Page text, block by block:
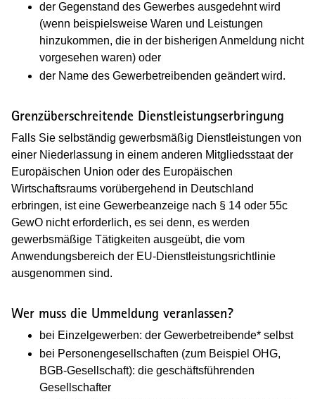
der Gegenstand des Gewerbes ausgedehnt wird
(wenn beispielsweise Waren und Leistungen
hinzukommen, die in der bisherigen Anmeldung nicht
vorgesehen waren) oder
der Name des Gewerbetreibenden geändert wird.
Grenzüberschreitende Dienstleistungserbringung
Falls Sie selbständig gewerbsmäßig Dienstleistungen von
einer Niederlassung in einem anderen Mitgliedsstaat der
Europäischen Union oder des Europäischen
Wirtschaftsraums vorübergehend in Deutschland
erbringen, ist eine Gewerbeanzeige nach § 14 oder 55c
GewO nicht erforderlich, es sei denn, es werden
gewerbsmäßige Tätigkeiten ausgeübt, die vom
Anwendungsbereich der EU-Dienstleistungsrichtlinie
ausgenommen sind.
Wer muss die Ummeldung veranlassen?
bei Einzelgewerben: der Gewerbetreibende* selbst
bei Personengesellschaften (zum Beispiel OHG,
BGB-Gesellschaft): die geschäftsführenden
Gesellschafter